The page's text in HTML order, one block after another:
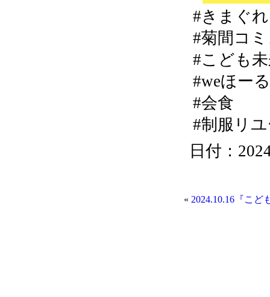
#きまぐ
#菊間コ
#こども
#weほー
#会食
#制服リ
日付：
« 2024.10.16『こ